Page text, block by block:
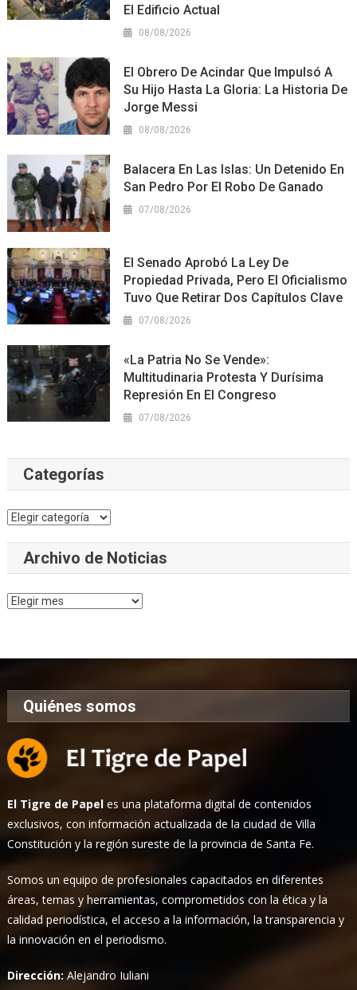
El Edificio Actual
08/08/2026
El Obrero De Acindar Que Impulsó A
Su Hijo Hasta La Gloria: La Historia De
Jorge Messi
08/08/2026
Balacera En Las Islas: Un Detenido En
San Pedro Por El Robo De Ganado
07/08/2026
El Senado Aprobó La Ley De
Propiedad Privada, Pero El Oficialismo
Tuvo Que Retirar Dos Capítulos Clave
07/08/2026
«La Patria No Se Vende»:
Multitudinaria Protesta Y Durísima
Represión En El Congreso
07/08/2026
Categorías
Categorías
Archivo de Noticias
Archivo
Quiénes somos
El Tigre de Papel es una plataforma digital de contenidos
exclusivos, con información actualizada de la ciudad de Villa
Constitución y la región sureste de la provincia de Santa Fe.
Somos un equipo de profesionales capacitados en diferentes
áreas, temas y herramientas, comprometidos con la ética y la
calidad periodística, el acceso a la información, la transparencia y
la innovación en el periodismo.
Dirección:Alejandro Iuliani